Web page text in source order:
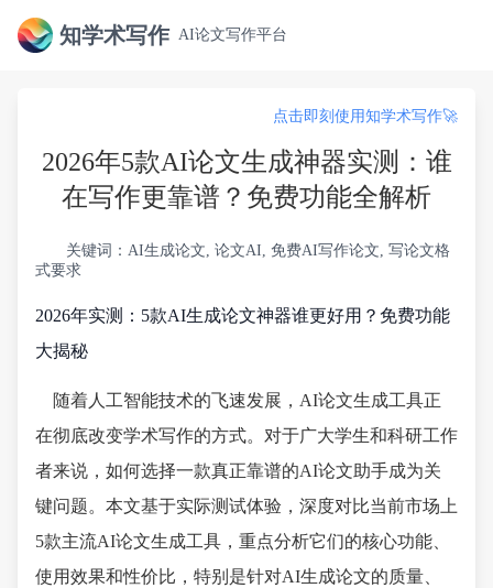
知学术写作 AI论文写作平台
点击即刻使用知学术写作🚀
2026年5款AI论文生成神器实测：谁
在写作更靠谱？免费功能全解析
关键词：AI生成论文, 论文AI, 免费AI写作论文, 写论文格
式要求
2026年实测：5款AI生成论文神器谁更好用？免费功能
大揭秘
随着人工智能技术的飞速发展，AI论文生成工具正
在彻底改变学术写作的方式。对于广大学生和科研工作
者来说，如何选择一款真正靠谱的AI论文助手成为关
键问题。本文基于实际测试体验，深度对比当前市场上
5款主流AI论文生成工具，重点分析它们的核心功能、
使用效果和性价比，特别是针对AI生成论文的质量、